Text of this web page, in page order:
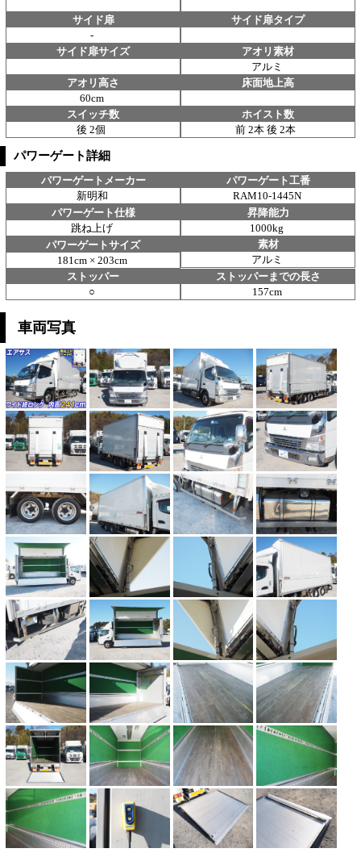
サイド扉
-
サイド扉タイプ
サイド扉サイズ
アオリ素材
アルミ
アオリ高さ
60cm
床面地上高
スイッチ数
後 2個
ホイスト数
前 2本 後 2本
パワーゲート詳細
パワーゲートメーカー
新明和
パワーゲート工番
RAM10-1445N
パワーゲート仕様
跳ね上げ
昇降能力
1000kg
パワーゲートサイズ
181cm × 203cm
素材
アルミ
ストッパー
○
ストッパーまでの長さ
157cm
車両写真